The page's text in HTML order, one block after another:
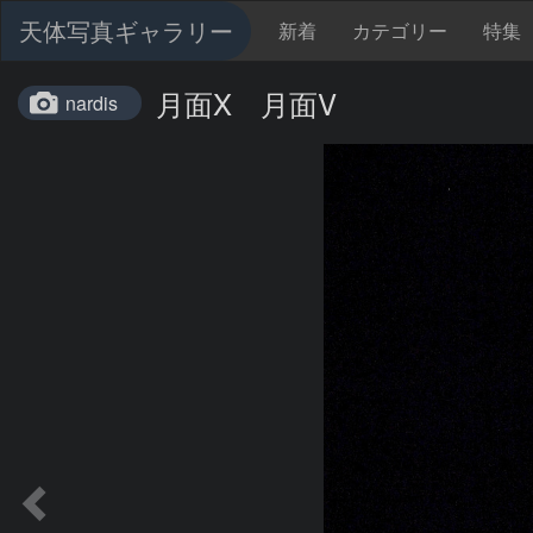
天体写真ギャラリー 新着 カテゴリー 特集
nardis 月面X 月面V